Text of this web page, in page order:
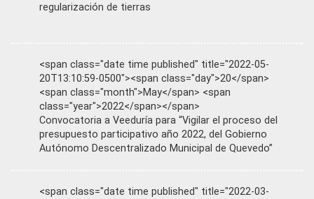
regularización de tierras
<span class="date time published" title="2022-05-
20T13:10:59-0500"><span class="day">20</span>
<span class="month">May</span> <span
class="year">2022</span></span>
Convocatoria a Veeduría para “Vigilar el proceso del
presupuesto participativo año 2022, del Gobierno
Autónomo Descentralizado Municipal de Quevedo”
<span class="date time published" title="2022-03-